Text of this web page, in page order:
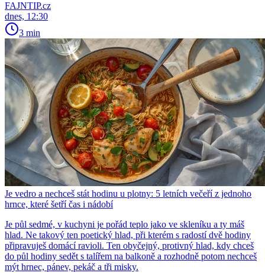
FAJNTIP.cz
dnes, 12:30
3 min
Je vedro a nechceš stát hodinu u plotny: 5 letních večeří z jednoho
hrnce, které šetří čas i nádobí
Je půl sedmé, v kuchyni je pořád teplo jako ve skleníku a ty máš
hlad. Ne takový ten poetický hlad, při kterém s radostí dvě hodiny
připravuješ domácí ravioli. Ten obyčejný, protivný hlad, kdy chceš
do půl hodiny sedět s talířem na balkoně a rozhodně potom nechceš
mýt hrnec, pánev, pekáč a tři misky.